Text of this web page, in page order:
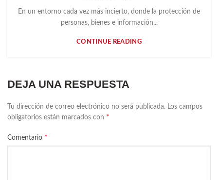
SERVICIOS DE SEGURIDAD SIN CATEGORÍA
En un entorno cada vez más incierto, donde la protección de
personas, bienes e información...
CONTINUE READING
DEJA UNA RESPUESTA
Tu dirección de correo electrónico no será publicada. Los campos
obligatorios están marcados con *
Comentario *